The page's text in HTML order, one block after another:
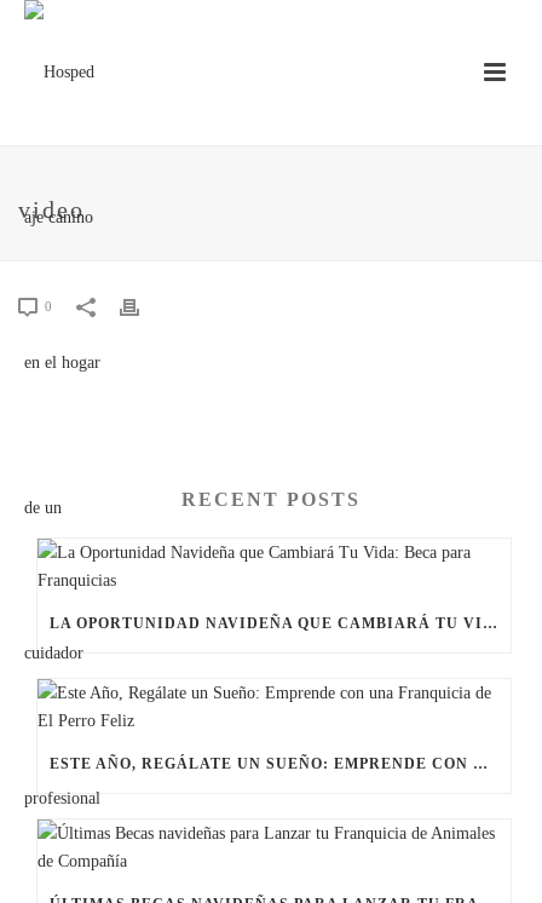
video
0
RECENT POSTS
LA OPORTUNIDAD NAVIDEÑA QUE CAMBIARÁ TU VIDA: BECA PARA FRANQUICIAS
ESTE AÑO, REGÁLATE UN SUEÑO: EMPRENDE CON UNA FRANQUICIA DE EL PERRO FELIZ